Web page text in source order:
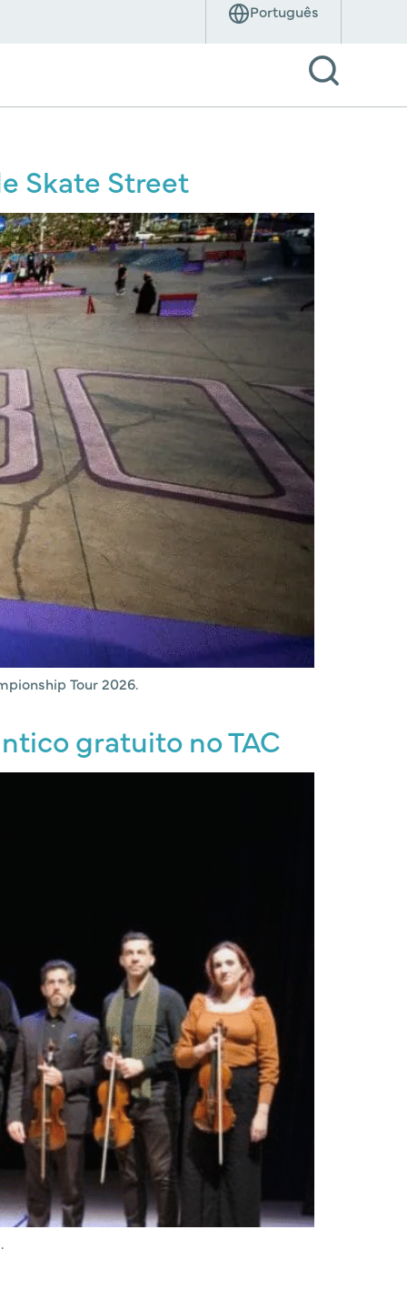
Skate Street
Tour 2026.
gratuito no TAC